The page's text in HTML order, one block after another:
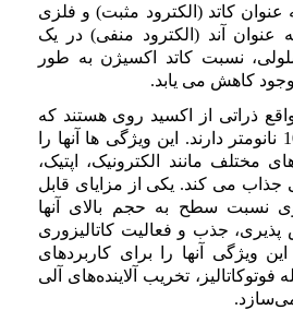
عنوان کاتد (الکترود مثبت) و فلزی
عنوان آند (الکترود منفی) در یک
نسبت کاتد اکسیژن به طور
کاهش می یابد.
ذراتی از اکسید روی هستند که
معمولاً ابعادی کمتر از 100 نانومتر دارند. این ویژگی ها آنها را
مختلف مانند الکترونیک، اپتیک،
جذاب می کند. یکی از مزایای قابل
نسبت سطح به حجم بالای آنها
جذب و فعالیت کاتالیزوری
ویژگی آنها را برای کاربردهای
تخریب آلاینده‌های آلی